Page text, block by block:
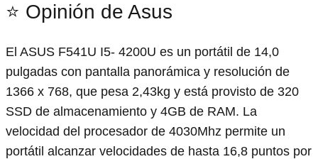
⭐ Opinión de Asus
El ASUS F541U I5- 4200U es un portátil de 14,0
pulgadas con pantalla panorámica y resolución de
1366 x 768, que pesa 2,43kg y está provisto de 320
SSD de almacenamiento y 4GB de RAM. La
velocidad del procesador de 4030Mhz permite un
portátil alcanzar velocidades de hasta 16,8 puntos por